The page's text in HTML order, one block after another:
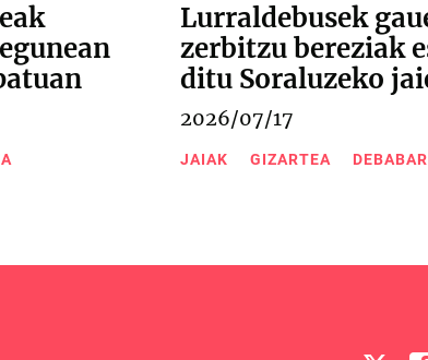
Lurraldebusek
zerbitzu bereziak
ditu Soraluzeko
2026/07/17
JAIAK GIZARTEA